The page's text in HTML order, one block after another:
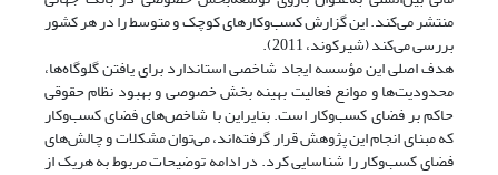
منتشر می‌کند. این گزارش کسب‌وکارهای کوچک و متوسط را در هر کشور
بررسی می‌کند (شیرکوند، 2011).
هدف اصلی این مؤسسه ایجاد شاخصی استاندارد برای یافتن گلوگاه‌ها،
محدودیت‌ها و موانع فعالیت بهینه بخش خصوصی و بهبود نظام حقوقی
حاکم بر فضای کسب‌وکار است. بنایراین با شاخص‌های فضای کسب‌وکار
که مبنای انجام این پژوهش قرار گرفته‌اند، می‌توان مشکلات و چالش‌های
فضای کسب‌وکار را شناسایی کرد. در ادامه توضیحات مربوط به هریک از